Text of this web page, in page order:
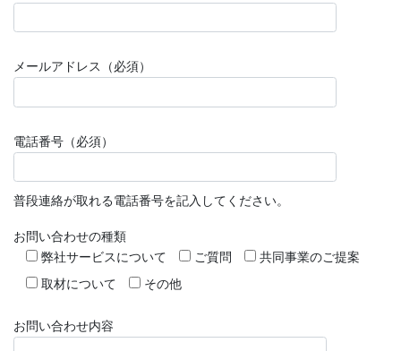
メールアドレス（必須）
電話番号（必須）
普段連絡が取れる電話番号を記入してください。
お問い合わせの種類
弊社サービスについて
ご質問
共同事業のご提案
取材について
その他
お問い合わせ内容